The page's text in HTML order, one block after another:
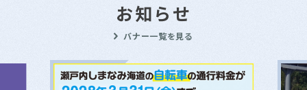
お知らせ
バナー一覧を見る